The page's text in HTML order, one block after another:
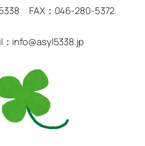
FAX：046-280-5372
：info@asyl5338.jp